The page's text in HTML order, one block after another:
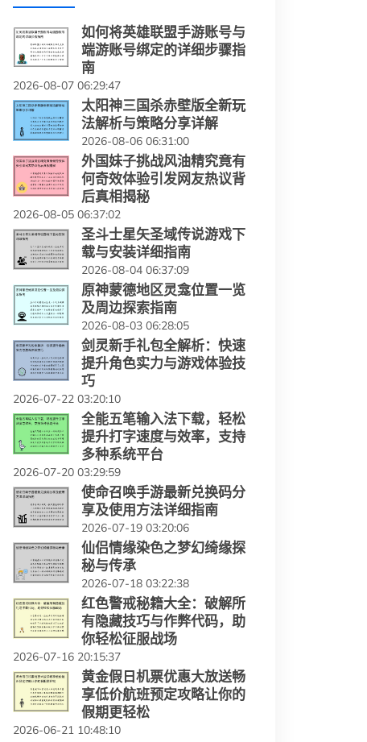
如何将英雄联盟手游账号与
端游账号绑定的详细步骤指
南
2026-08-07 06:29:47
太阳神三国杀赤壁版全新玩
法解析与策略分享详解
2026-08-06 06:31:00
外国妹子挑战风油精究竟有
何奇效体验引发网友热议背
后真相揭秘
2026-08-05 06:37:02
圣斗士星矢圣域传说游戏下
载与安装详细指南
2026-08-04 06:37:09
原神蒙德地区灵龛位置一览
及周边探索指南
2026-08-03 06:28:05
剑灵新手礼包全解析：快速
提升角色实力与游戏体验技
巧
2026-07-22 03:20:10
全能五笔输入法下载，轻松
提升打字速度与效率，支持
多种系统平台
2026-07-20 03:29:59
使命召唤手游最新兑换码分
享及使用方法详细指南
2026-07-19 03:20:06
仙侣情缘染色之梦幻绮缘探
秘与传承
2026-07-18 03:22:38
红色警戒秘籍大全：破解所
有隐藏技巧与作弊代码，助
你轻松征服战场
2026-07-16 20:15:37
黄金假日机票优惠大放送畅
享低价航班预定攻略让你的
假期更轻松
2026-06-21 10:48:10